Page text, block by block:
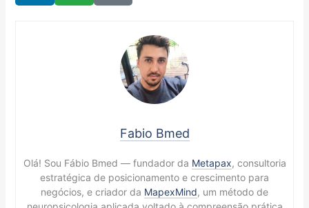
Fabio Bmed
Olá! Sou Fábio Bmed — fundador da Metapax, consultoria
estratégica de posicionamento e crescimento para
negócios, e criador da MapexMind, um método de